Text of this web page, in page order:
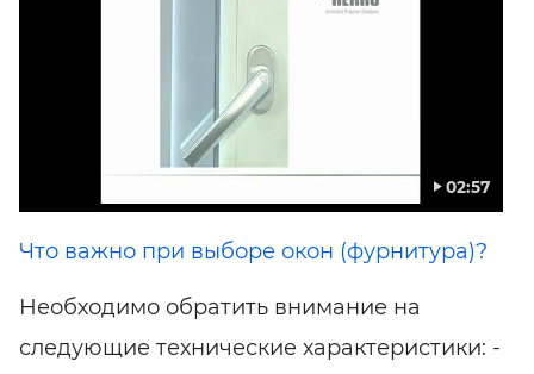
02:57
Что важно при выборе окон (фурнитура)?
Необходимо обратить внимание на
следующие технические характеристики: -